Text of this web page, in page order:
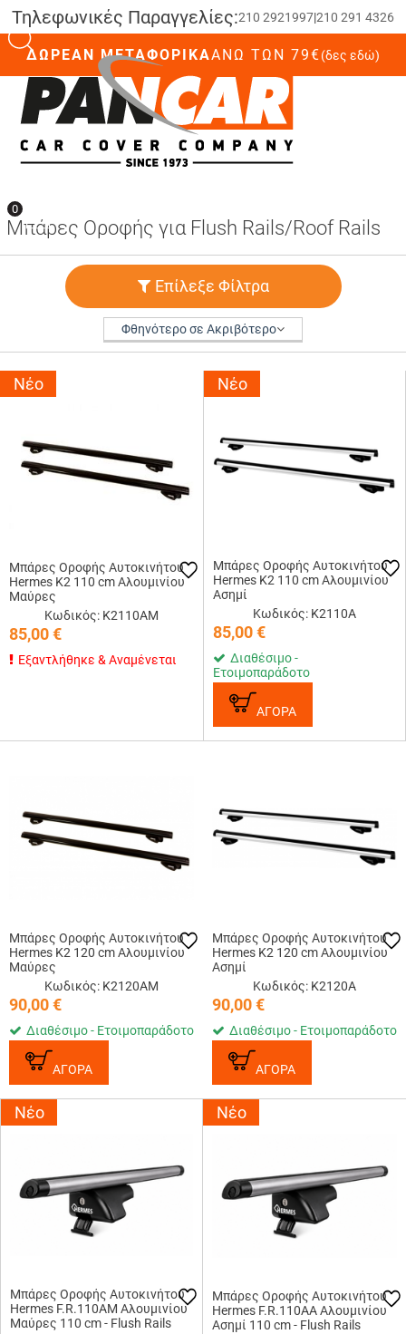
Τηλεφωνικές Παραγγελίες:210 2921997|210 291 4326
ΔΩΡΕΑΝ ΜΕΤΑΦΟΡΙΚΑΆΝΩ ΤΩΝ 79€(δες εδώ)
0
Μπάρες Οροφής για Flush Rails/Roof Rails
Επίλεξε Φίλτρα
Φθηνότερο σε Ακριβότερο
Νέο
Μπάρες Οροφής Αυτοκινήτου
Hermes K2 110 cm Αλουμινίου
Μαύρες
Κωδικός: K2110AM
85,00€
Εξαντλήθηκε & Αναμένεται
Νέο
Μπάρες Οροφής Αυτοκινήτου
Hermes K2 110 cm Αλουμινίου
Ασημί
Κωδικός: K2110A
85,00€
Διαθέσιμο -
Ετοιμοπαράδοτο
ΑΓΟΡΑ
Μπάρες Οροφής Αυτοκινήτου
Hermes K2 120 cm Αλουμινίου
Μαύρες
Κωδικός: K2120AM
90,00€
Διαθέσιμο - Ετοιμοπαράδοτο
ΑΓΟΡΑ
Μπάρες Οροφής Αυτοκινήτου
Hermes K2 120 cm Αλουμινίου
Ασημί
Κωδικός: K2120A
90,00€
Διαθέσιμο - Ετοιμοπαράδοτο
ΑΓΟΡΑ
Νέο
Μπάρες Οροφής Αυτοκινήτου
Hermes F.R.110AM Αλουμινίου
Μαύρες 110 cm - Flush Rails
Νέο
Μπάρες Οροφής Αυτοκινήτου
Hermes F.R.110AA Αλουμινίου
Ασημί 110 cm - Flush Rails